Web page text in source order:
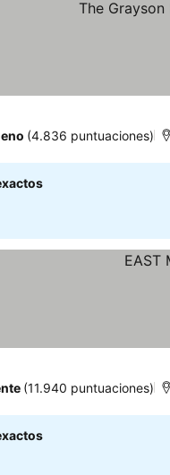
(4.836 puntuaciones)
(11.940 puntuaciones)